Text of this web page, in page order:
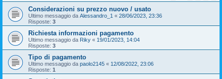
Considerazioni su prezzo nuovo / usato
Ultimo messaggio da Alessandro_1 « 28/06/2023, 23:36
Risposte: 3
Richiesta informazioni pagamento
Ultimo messaggio da Riky « 19/01/2023, 14:04
Risposte: 3
Tipo di pagamento
Ultimo messaggio da paolo2145 « 12/08/2022, 23:06
Risposte: 1